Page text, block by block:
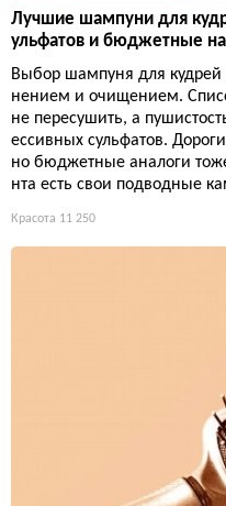
Лучшие шампуни для
ульфатов и бюджетные
Выбор шампуня для
нением и очищением.
не пересушить, а
ессивных сульфатов.
но бюджетные аналоги
нта есть свои подводные
Красота 11 250